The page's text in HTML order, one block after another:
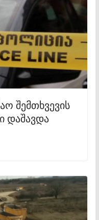
შემთხვევის
დაშავდა